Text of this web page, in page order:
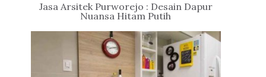
Jasa Arsitek Purworejo : Desain Dapur
Nuansa Hitam Putih